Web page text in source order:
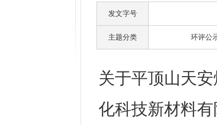
发文字号
主题分类 环评公
关于平顶山天
化科技新材料